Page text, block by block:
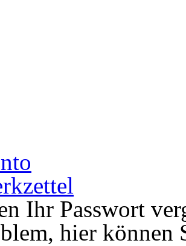
Ihr Passwort
hier können